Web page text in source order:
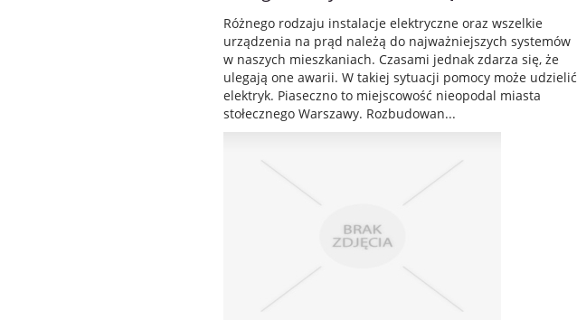
Różnego rodzaju instalacje elektryczne oraz wszelkie
urządzenia na prąd należą do najważniejszych systemów
w naszych mieszkaniach. Czasami jednak zdarza się, że
ulegają one awarii. W takiej sytuacji pomocy może udzielić
elektryk. Piaseczno to miejscowość nieopodal miasta
stołecznego Warszawy. Rozbudowan...